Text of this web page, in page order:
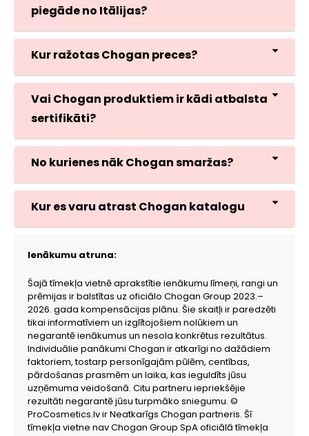
piegāde no Itālijas?
Kur ražotas Chogan preces?
Vai Chogan produktiem ir kādi atbalsta
sertifikāti?
No kurienes nāk Chogan smaržas?
Kur es varu atrast Chogan katalogu
Ienākumu atruna:
Šajā tīmekļa vietnē aprakstītie ienākumu līmeņi, rangi un
prēmijas ir balstītas uz oficiālo Chogan Group 2023.–
2026. gada kompensācijas plānu. Šie skaitļi ir paredzēti
tikai informatīviem un izglītojošiem nolūkiem un
negarantē ienākumus un nesola konkrētus rezultātus.
Individuālie panākumi Chogan ir atkarīgi no dažādiem
faktoriem, tostarp personīgajām pūlēm, centības,
pārdošanas prasmēm un laika, kas ieguldīts jūsu
uzņēmuma veidošanā. Citu partneru iepriekšējie
rezultāti negarantē jūsu turpmāko sniegumu. ©
ProCosmetics.lv ir Neatkarīgs Chogan partneris. Šī
tīmekļa vietne nav Chogan Group SpA oficiālā tīmekļa